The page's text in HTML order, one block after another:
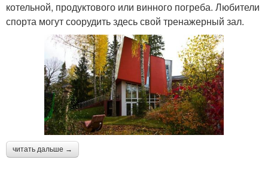
котельной, продуктового или винного погреба. Любители
спорта могут соорудить здесь свой тренажерный зал.
читать дальше →